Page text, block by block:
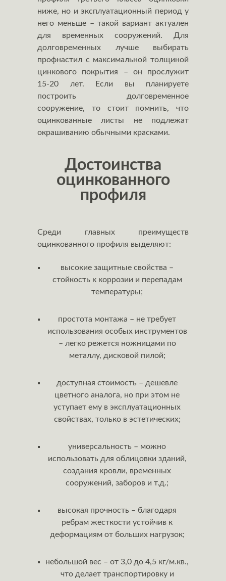
ниже, но и эксплуатационный период у
него меньше – такой вариант актуален
для временных сооружений. Для
долговременных лучше выбирать
профнастил с максимальной толщиной
цинкового покрытия – он прослужит
15-20 лет. Если вы планируете
построить долговременное
сооружение, то стоит помнить, что
оцинкованные листы не подлежат
окрашиванию обычными красками.
Достоинства
оцинкованного
профиля
Среди главных преимуществ
оцинкованного профиля выделяют:
высокие защитные свойства –
стойкость к коррозии и перепадам
температуры;
простота монтажа – не требует
использования особых инструментов
– легко режется ножницами по
металлу, дисковой пилой;
доступная стоимость – дешевле
цветного аналога, но при этом не
уступает ему в эксплуатационных
свойствах, только в эстетических;
универсальность – можно
использовать для облицовки зданий,
создания кровли, временных
сооружений, заборов и т.д.;
высокая прочность – благодаря
ребрам жесткости устойчив к
деформациям от больших нагрузок;
небольшой вес – от 3,0 до 4,5 кг/м.кв.,
что делает транспортировку и